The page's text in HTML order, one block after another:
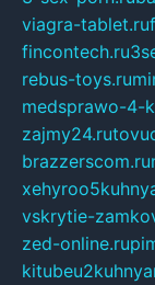
viagra-tablet.ru
fincontech.ru
rebus-toys.ru
medsprawo-4-
zajmy24.ru
brazzerscom.ru
vskrytie-
zed-online.ru